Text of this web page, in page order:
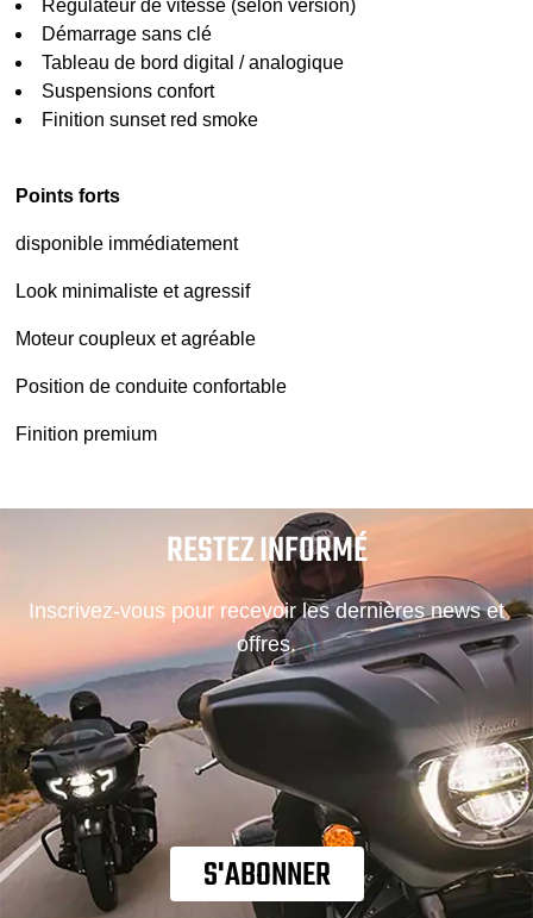
Régulateur de vitesse (selon version)
Démarrage sans clé
Tableau de bord digital / analogique
Suspensions confort
Finition sunset red smoke
Points forts
disponible immédiatement
Look minimaliste et agressif
Moteur coupleux et agréable
Position de conduite confortable
Finition premium
RESTEZ INFORMÉ
Inscrivez-vous pour recevoir les dernières news et
offres.
S'ABONNER